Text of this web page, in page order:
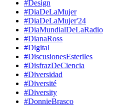
#Design
#DiaDeLaMujer
#DiaDeLaMujer'24
#DiaMundialDeLaRadio
#DianaRoss
#Digital
#DiscusionesEsteriles
#DisfrazDeCiencia
#Diversidad
#Diversité
#Diversity
#DonnieBrasco